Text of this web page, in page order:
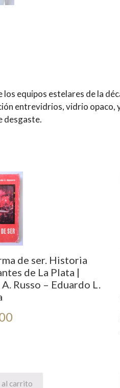
equipos estelares de la
entrevidrios, vidrio
desgaste.
de ser. Historia
de La Plata |
Russo – Eduardo L.
al carrito